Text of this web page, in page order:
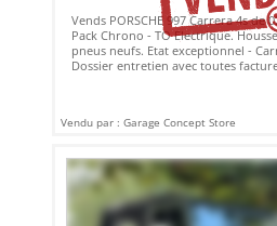
Vends PORSCHE 997 Carrera 4s de
Pack Chrono - TO Electrique.
pneus neufs. Etat exceptionnel -
Dossier entretien avec toutes
Vendu par : Garage Concept Store